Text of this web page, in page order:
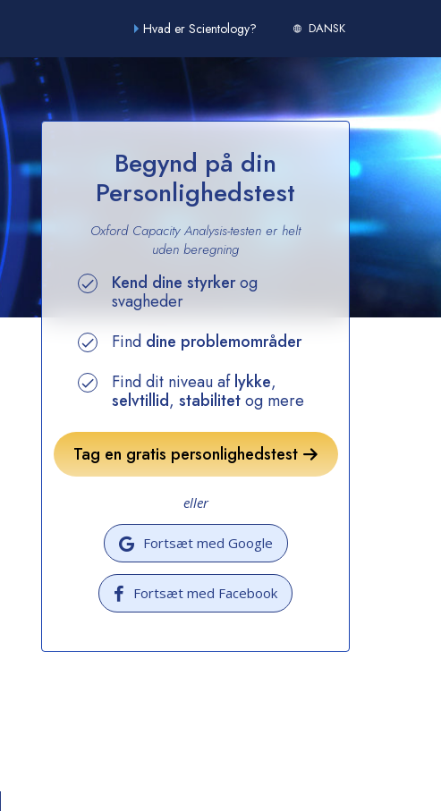
Hvad er Scientology? DANSK
Begynd på din
Personlighedstest
Oxford Capacity Analysis-testen er helt
uden beregning
Kend dine styrkerog
svagheder
Find dine problemområder
Find dit niveau aflykke,
selvtillid, stabilitetog mere
Tag en gratis personlighedstest
eller
Fortsæt med Google
Fortsæt med Facebook